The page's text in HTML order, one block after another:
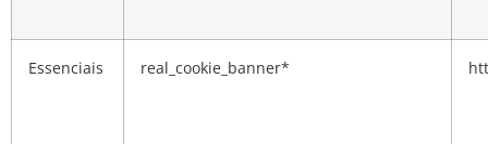
Essenciais real_cookie_banner*